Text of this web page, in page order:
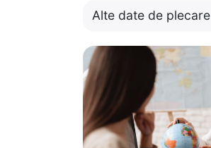
Alte date de plecare